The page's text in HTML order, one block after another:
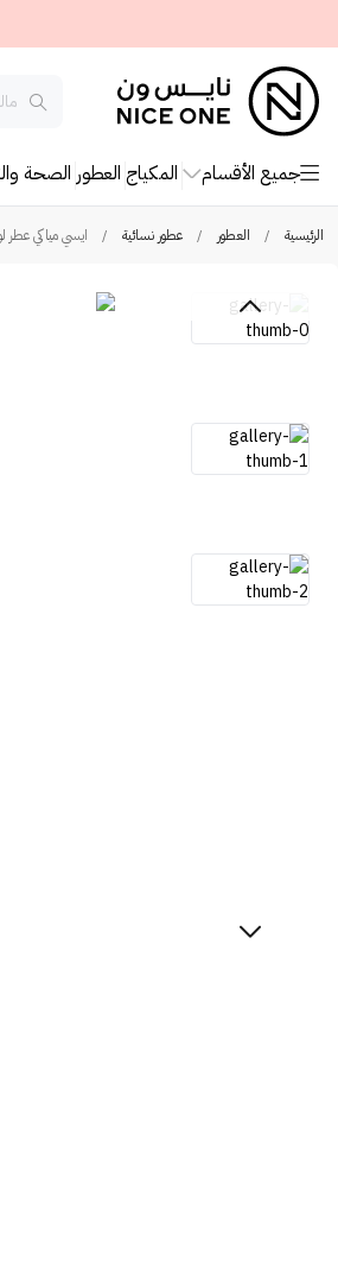
جميع الأقسام المكياج العطور الصحة
الرئيسية / العطور / عطور نسائية / ايسي مياكي عطر